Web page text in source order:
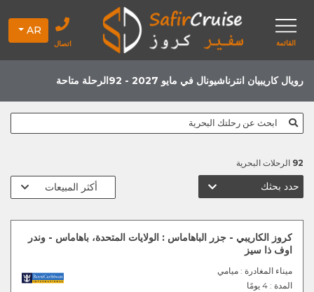
القائمة اتصال
AR
رويال كاريبيان انترناشيونال في مايو 2027 - 92الرحلة متاحة
ابحث عن رحلتك البحرية
92 الرحلات البحرية
حدد بحثك
كروز الكاريبي - جزر الباهاماس : الولايات المتحدة، باهاماس - وندر
اوف ذا سيز
ميناء المغادرة : ميامي
المدة : 4 يومًا